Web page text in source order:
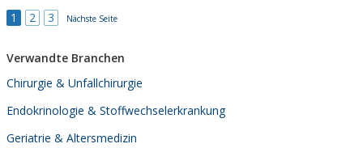
pränataldiagnostik
1 2 3 Nächste Seite
Verwandte Branchen
Chirurgie & Unfallchirurgie
Endokrinologie & Stoffwechselerkrankung
Geriatrie & Altersmedizin